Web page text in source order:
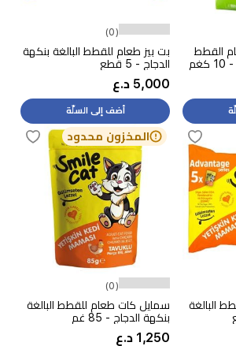
القطط
(0)
بت بيز طعام للقطط البالغة بنكهة
الدجاج - 5 قطع
5,000 د.ع
أضف إلى السلّة
البالغة
المخزون محدود
(0)
سمايل كات طعام للقطط البالغة
بنكهة الدجاج - 85 غم
1,250 د.ع